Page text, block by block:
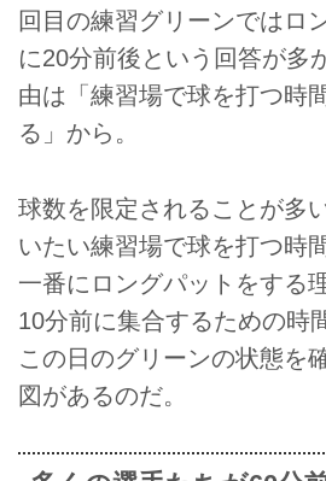
回目の練習グリーンではロ
に20分前後という回答が多
由は「練習場で球を打つ時
る」から。
球数を限定されることが多
いたい練習場で球を打つ時
一番にロングパットをする
10分前に集合するための時
この日のグリーンの状態を
図があるのだ。